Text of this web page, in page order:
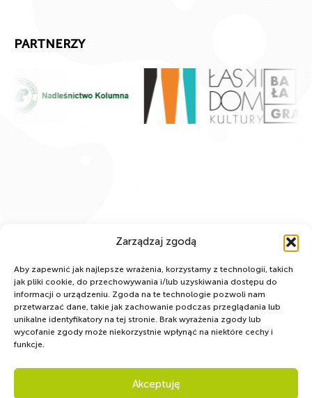
Zarządzaj zgodą
Aby zapewnić jak najlepsze wrażenia, korzystamy z technologii, takich
jak pliki cookie, do przechowywania i/lub uzyskiwania dostępu do
informacji o urządzeniu. Zgoda na te technologie pozwoli nam
przetwarzać dane, takie jak zachowanie podczas przeglądania lub
unikalne identyfikatory na tej stronie. Brak wyrażenia zgody lub
wycofanie zgody może niekorzystnie wpłynąć na niektóre cechy i
funkcje.
Akceptuję
PARTNERZY
WSPÓLNIE DLA HARCERSKIEJ MISJI
Twoje wsparcie, nasza